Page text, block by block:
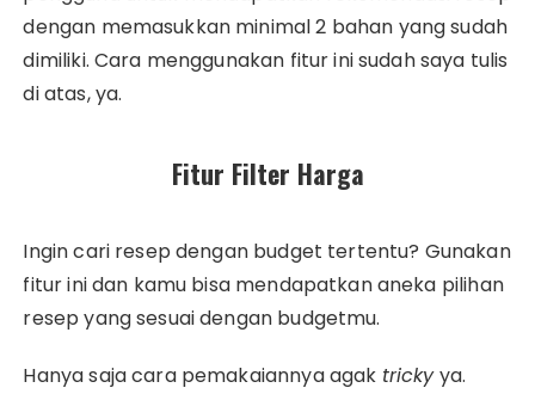
dengan memasukkan minimal 2 bahan yang sudah
dimiliki. Cara menggunakan fitur ini sudah saya tulis
di atas, ya.
Fitur Filter Harga
Ingin cari resep dengan budget tertentu? Gunakan
fitur ini dan kamu bisa mendapatkan aneka pilihan
resep yang sesuai dengan budgetmu.
Hanya saja cara pemakaiannya agak trickyya.